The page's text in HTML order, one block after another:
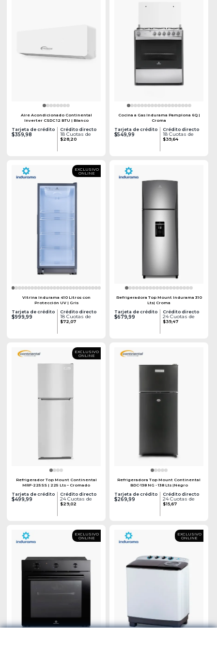
Aire Acondicionado Continental
Inverter CSDC 12 BTU | Blanco
Tarjeta de crédito
$359,98
Crédito directo
18 Cuotas de
$28,20
Cocina a Gas Indurama Pamplona 6Q |
Croma
Tarjeta de crédito
$549,99
Crédito directo
18 Cuotas de
$39,64
EXCLUSIVO
ONLINE
Vitrina Indurama 410 Litros con
Protección UV | Gris
Tarjeta de crédito
$999,99
Crédito directo
18 Cuotas de
$72,07
Refrigeradora Top Mount Indurama 310
Lts| Croma
Tarjeta de crédito
$679,99
Crédito directo
24 Cuotas de
$39,47
EXCLUSIVO
ONLINE
Refrigerador Top Mount Continental
MRF-225SS | 225 Lts – Cromado
Tarjeta de crédito
$499,99
Crédito directo
24 Cuotas de
$29,02
Refrigeradora Top Mount Continental
BDC-138 NG - 138 Lts |Negro
Tarjeta de crédito
$269,99
Crédito directo
24 Cuotas de
$15,67
EXCLUSIVO
ONLINE
EXCLUSIVO
ONLINE